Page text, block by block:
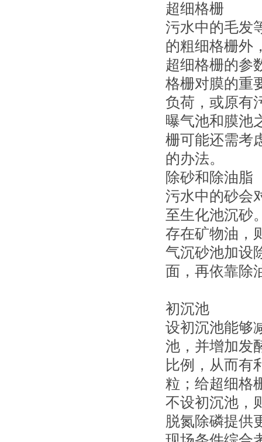
超细格栅
污水中的毛发
的粗细格栅外
超细格栅的参
格栅对膜的重
负荷，或原有
曝气池和膜池
栅可能还需考
的办法。
除砂和除油脂
污水中的砂会
至生化池沉砂
存在矿物油，
气沉砂池加设
面，再依靠除
初沉池
设初沉池能够
池，并增加发
比例，从而有
粒；给超细格
不设初沉池，
脱氮除磷提供